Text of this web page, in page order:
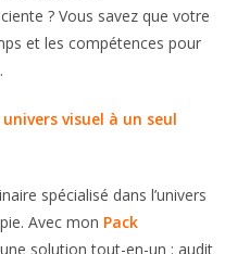
? Vous savez que votre
et les compétences pour
visuel à un seul
spécialisé dans l’univers
Avec mon Pack
solution tout-en-un : audit